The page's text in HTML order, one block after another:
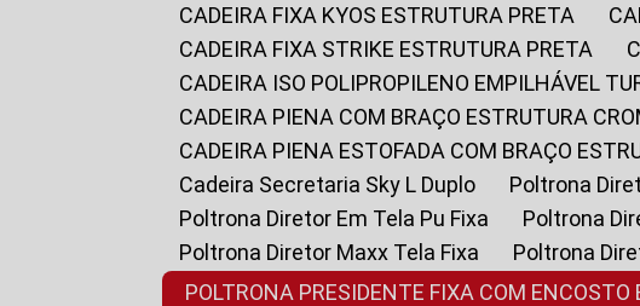
CADEIRA FIXA KYOS ESTRUTURA PRETA
CADEIRA FIXA STRIKE ESTRUTURA PRETA
CADEIRA ISO POLIPROPILENO EMPILHÁVEL
CADEIRA PIENA COM BRAÇO ESTRUTURA
CADEIRA PIENA ESTOFADA COM BRAÇO
Cadeira Secretaria Sky L Duplo
Poltrona
Poltrona Diretor Em Tela Pu Fixa
Poltrona
Poltrona Diretor Maxx Tela Fixa
Poltrona
POLTRONA PRESIDENTE FIXA COM